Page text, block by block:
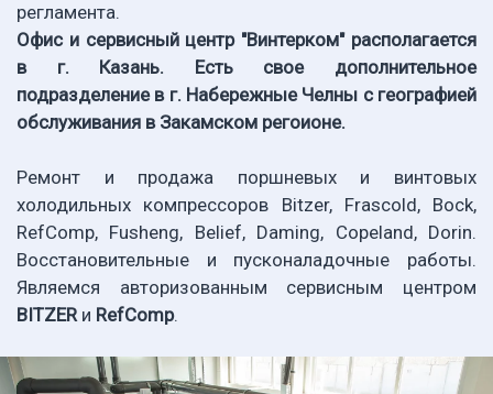
регламента.
Офис и сервисный центр "Винтерком" располагается
в г. Казань. Есть свое дополнительное
подразделение в г. Набережные Челны с географией
обслуживания в Закамском регоионе.
Ремонт и продажа поршневых и винтовых
холодильных компрессоров Bitzer, Frascold, Bock,
RefComp, Fusheng, Belief, Daming, Copeland, Dorin.
Восстановительные и пусконаладочные работы.
Являемся авторизованным сервисным центром
BITZERи RefComp.